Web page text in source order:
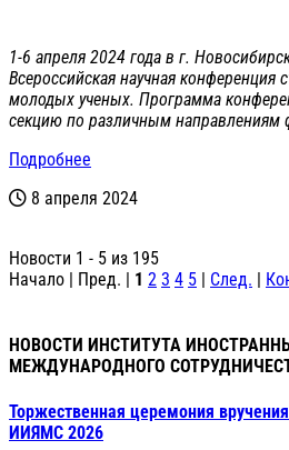
1-6 апреля 2024 года в г.
Всероссийская научная конференция
молодых ученых. Программа
секцию по различным направлениям
Подробнее
8 апреля 2024
Новости 1 - 5 из 195
Начало | Пред. | 1 2 3 4 5 | След. |
НОВОСТИ ИНСТИТУТА
МЕЖДУНАРОДНОГО
Торжественная церемония
ИИЯМС 2026